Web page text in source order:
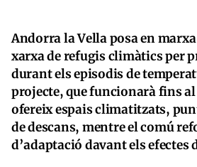
Andorra la Vella posa en
xarxa de refugis climàtics per
durant els episodis de
projecte, que funcionarà fins al
ofereix espais climatitzats,
de descans, mentre el comú
d’adaptació davant els